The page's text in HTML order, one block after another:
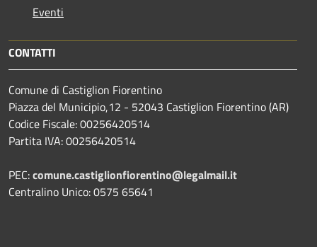
Eventi
CONTATTI
Comune di Castiglion Fiorentino
Piazza del Municipio,12 - 52043 Castiglion Fiorentino (AR)
Codice Fiscale: 00256420514
Partita IVA: 00256420514
PEC:comune.castiglionfiorentino@legalmail.it
Centralino Unico: 0575 65641